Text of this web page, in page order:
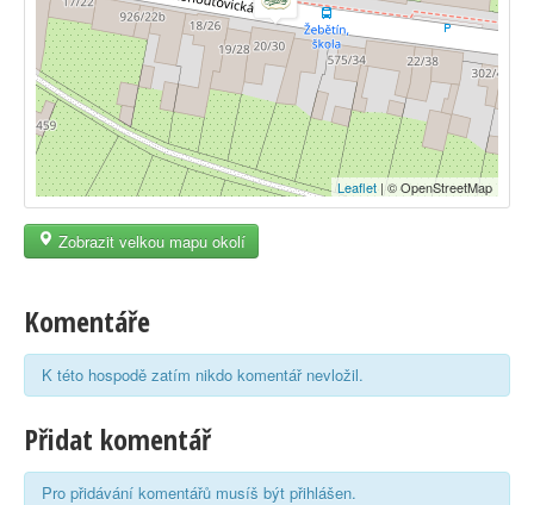
Leaflet | © OpenStreetMap
Zobrazit velkou mapu okolí
Komentáře
K této hospodě zatím nikdo komentář nevložil.
Přidat komentář
Pro přidávání komentářů musíš být přihlášen.